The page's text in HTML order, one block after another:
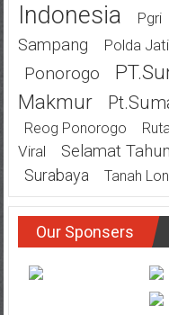
Indonesia
Pgri
Sampang
Polda
Ponorogo
Makmur
Reog Ponorogo
Viral
Selamat
Surabaya
Tanah
Our Sponsers